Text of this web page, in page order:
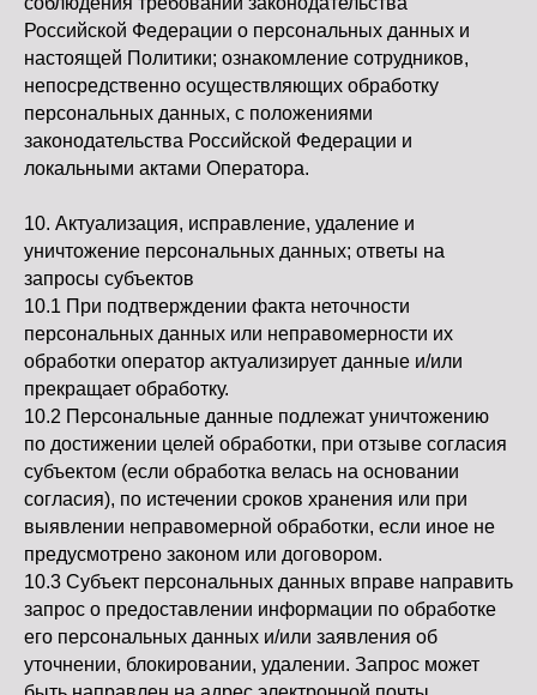
Российской Федерации о персональных данных и
настоящей Политики; ознакомление сотрудников,
непосредственно осуществляющих обработку
персональных данных, с положениями
законодательства Российской Федерации и
локальными актами Оператора.
10. Актуализация, исправление, удаление и
уничтожение персональных данных; ответы на
запросы субъектов
10.1 При подтверждении факта неточности
персональных данных или неправомерности их
обработки оператор актуализирует данные и/или
прекращает обработку.
10.2 Персональные данные подлежат уничтожению
по достижении целей обработки, при отзыве согласия
субъектом (если обработка велась на основании
согласия), по истечении сроков хранения или при
выявлении неправомерной обработки, если иное не
предусмотрено законом или договором.
10.3 Субъект персональных данных вправе направить
запрос о предоставлении информации по обработке
его персональных данных и/или заявления об
уточнении, блокировании, удалении. Запрос может